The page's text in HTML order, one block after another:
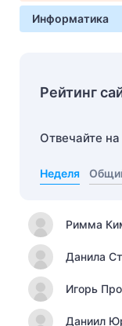
Информатика
Рейтинг
Отвечайте
Неделя
Римма
Данила
Игорь
Даниил